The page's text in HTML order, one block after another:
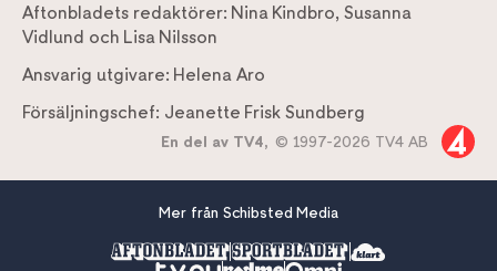
Aftonbladets redaktörer: Nina Kindbro, Susanna
Vidlund och Lisa Nilsson
Ansvarig utgivare: Helena Aro
Försäljningschef: Jeanette Frisk Sundberg
En del av TV4, © 1997-2026 TV4 AB
Mer från Schibsted Media